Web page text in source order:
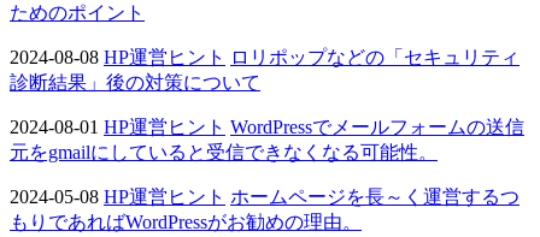
ためのポイント
2024-08-08 HP運営ヒント
ロリポップなどの「セキュリティ
診断結果」後の対策について
2024-08-01 HP運営ヒント WordPressでメールフォームの送信
元をgmailにしていると受信できなくなる可能性。
2024-05-08 HP運営ヒント ホームページを長～く運営するつ
もりであればWordPressがお勧めの理由。